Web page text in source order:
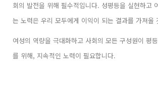
회의 발전을 위해 필수적입니다. 성평등을 실현하고
는 노력은 우리 모두에게 이익이 되는 결과를 가져올
여성의 역량을 극대화하고 사회의 모든 구성원이 평
를 위해, 지속적인 노력이 필요합니다.